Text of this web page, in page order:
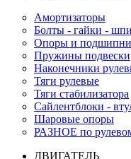
Амортизаторы
Болты - гайки -
Опоры и
Пружины подвески
Наконечники
Тяги рулевые
Тяги стабилизатора
Сайлентблоки -
Шаровые опоры
РАЗНОЕ по
ДВИГАТЕЛЬ